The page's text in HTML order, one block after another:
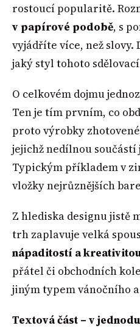
rostoucí popularitě.
v papírové podobě, s
vyjádříte více, než slovy.
jaký styl tohoto
O celkovém dojmu
Ten je tím prvním, co
proto výrobky
jejichž nedílnou součástí
Typickým příkladem v
vložky nejrůznějších
Z hlediska designu jistě
trh zaplavuje velká
nápaditostí a
přátel či obchodních
jiným typem vánočního
Textová část – v